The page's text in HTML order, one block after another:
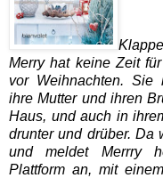
Merry hat keine Zeit
vor Weihnachten. Sie
ihre Mutter und ihren
Haus, und auch in
drunter und drüber. Da
und meldet Merrry
Plattform an, mit